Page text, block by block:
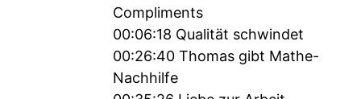
Compliments
00:06:18 Qualität schwindet
00:26:40 Thomas gibt Mathe-
Nachhilfe